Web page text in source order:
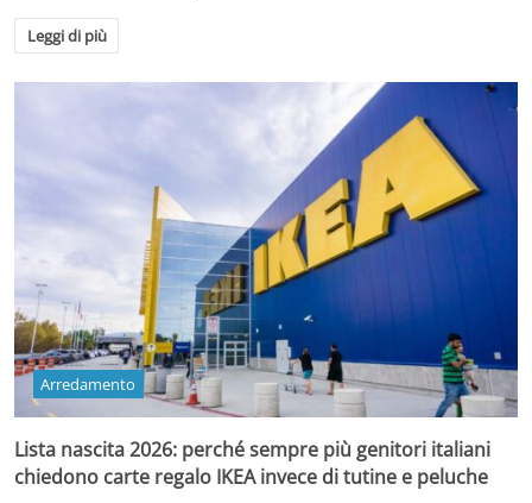
Leggi di più
Arredamento
Lista nascita 2026: perché sempre più genitori italiani
chiedono carte regalo IKEA invece di tutine e peluche